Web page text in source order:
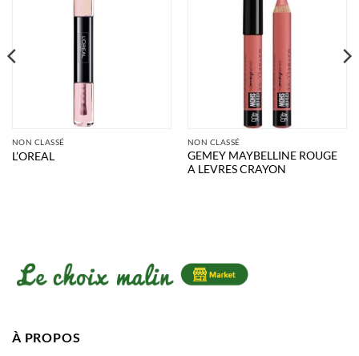
NON CLASSÉ
L’OREAL
NON CLASSÉ
GEMEY MAYBELLINE ROUGE
A LEVRES CRAYON
À PROPOS